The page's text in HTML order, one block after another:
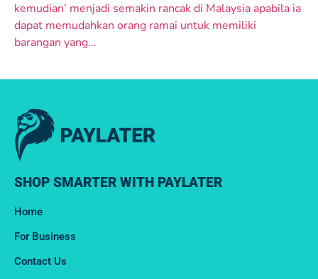
kemudian’ menjadi semakin rancak di Malaysia apabila ia
dapat memudahkan orang ramai untuk memiliki
barangan yang...
SHOP SMARTER WITH PAYLATER
Home
For Business
Contact Us